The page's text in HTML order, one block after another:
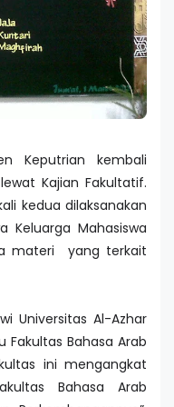
Keputrian kembali
Kajian Fakultatif.
kedua dilaksanakan
Keluarga Mahasiswa
materi yang terkait
Universitas Al-Azhar
Bahasa Arab
ini mengangkat
Bahasa Arab